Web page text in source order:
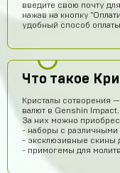
введите свою почту
нажав на кнопку
удобный способ
Что такое
Кристалы сотворения
валют в Genshin Impact.
За них можно
- наборы с различными
- эксклюзивные скины
- примогемы для